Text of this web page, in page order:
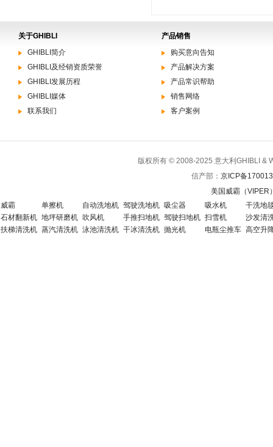
关于GHIBLI
GHIBLI简介
GHIBLI及经销资质荣誉
GHIBLI发展历程
GHIBLI媒体
联系我们
产品销售
购买意向告知
产品解决方案
产品常识帮助
销售网络
客户案例
版权所有 © 2008-2025 意大利GHIBLI &
信产部： 京ICP备
美国威霸（VIPER
威霸
单擦机 自动洗地机 驾驶洗地机 吸尘器 吸水机
干洗地
石材翻新机 地坪研磨机 吹风机 手推扫地机 驾驶扫地机 扫雪机
沙发清
扶梯清洗机 蒸汽清洗机 泳池清洗机 干冰清洗机 抛光机 电瓶尘推车 高空升